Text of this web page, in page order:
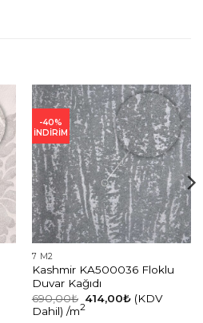
-40%
İNDİRİM
7 M2
Kashmir KA500036 Floklu
Duvar Kağıdı
690,00₺ Orijinal
fiyat:
414,00₺Şu
andaki
(KDV
Dahil) /m2